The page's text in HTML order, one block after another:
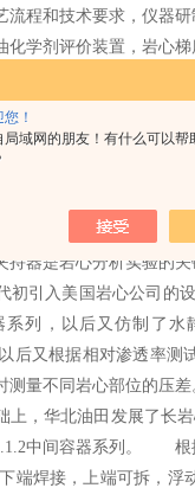
！
局域网的朋友！有什么可以帮
流程和技术要求，仪器
化学剂评价装置，岩
国产化，制造出了常规
压汞法，离心法等油
年代后期，我国的油
仪器的实用性下降。
的使用情况都非常不
知识产权并适合国情
是岩心分析实验的关
初引入美国岩心公司的
系列，以后又仿制了
后又根据相对渗透率
测量不同岩心部位的压
，华北油田发展了长
中间容器系列。 根据
端焊接，上端可拆，